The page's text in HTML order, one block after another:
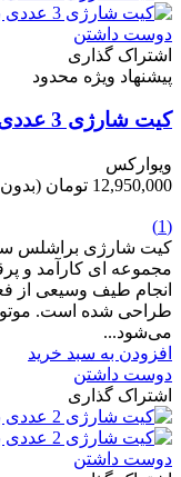
دوست داشتن
اشتراک گذاری
پیشنهاد ویژه محدود
کیت شارژی 3 عددی براشلس ویوارکس VR2403-BCK
ویوارکس
12,950,000 تومان
(1)
مجموعه ای کارآمد و
انجام طیف وسیعی از
طراحی شده است.
می‌شود...
افزودن به سبد خرید
دوست داشتن
اشتراک گذاری
دوست داشتن